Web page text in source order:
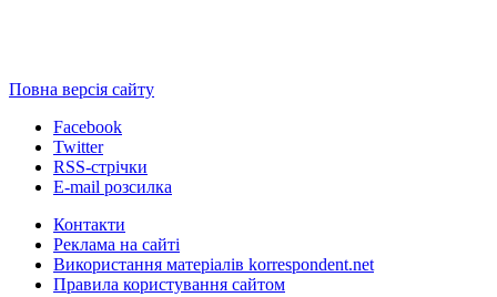
Повна версія сайту
Facebook
Twitter
RSS-стрічки
E-mail розсилка
Контакти
Реклама на сайті
Використання матеріалів korrespondent.net
Правила користування сайтом